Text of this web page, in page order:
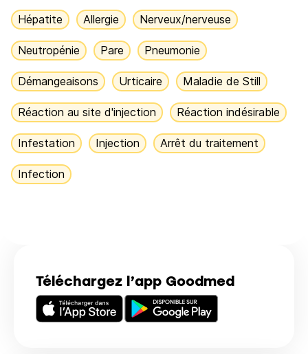
Téléchargez l’app Goodmed
Hépatite Allergie Nerveux/nerveuse
Neutropénie Pare Pneumonie
Démangeaisons Urticaire Maladie de Still
Réaction au site d'injection Réaction indésirable
Infestation Injection Arrêt du traitement
Infection